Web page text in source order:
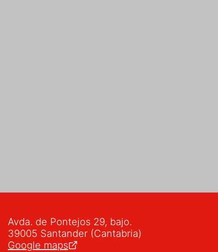
Avda. de Pontejos 29, bajo.
39005 Santander (Cantabria)
Google maps